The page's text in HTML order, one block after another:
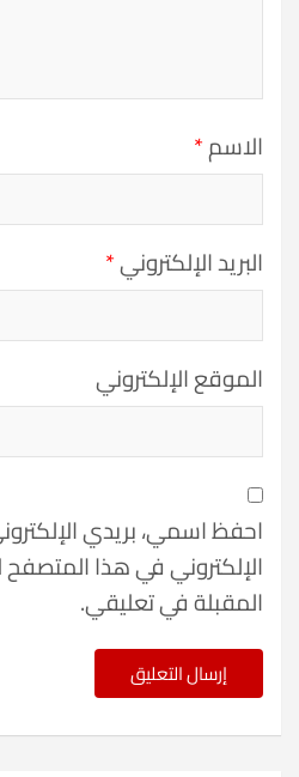
الاسم*
البريد الإلكتروني*
الموقع الإلكتروني
احفظ اسمي، بريدي
الإلكتروني في هذا
المقبلة في تعليقي.